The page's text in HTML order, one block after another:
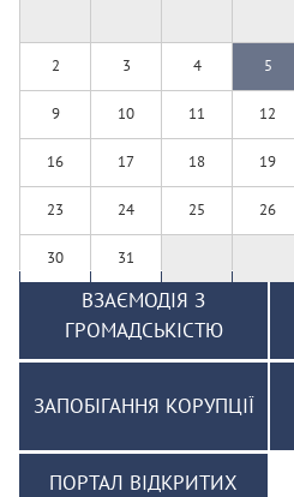
2 3 4 5
9 10 11 12
16 17 18 19
23 24 25 26
30 31
ВЗАЄМОДІЯ З
ГРОМАДСЬКІСТЮ
ЗАПОБІГАННЯ КОРУПЦІЇ
ПОРТАЛ ВІДКРИТИХ